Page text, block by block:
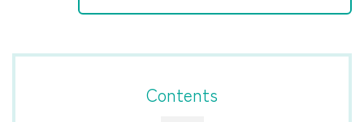
Contents